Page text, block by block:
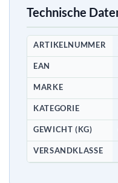
Technische
ARTIKELNUMMER
EAN
MARKE
KATEGORIE
GEWICHT (KG)
VERSANDKLASSE